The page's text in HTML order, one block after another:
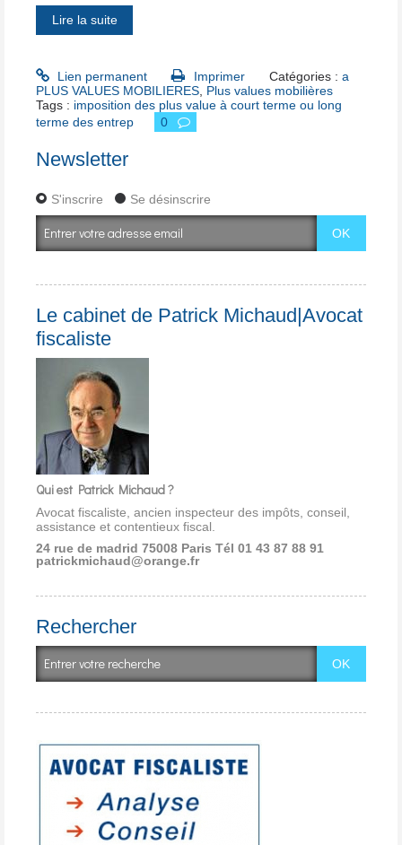
Lire la suite
Lien permanent Imprimer Catégories : a
PLUS VALUES MOBILIERES, Plus values mobilières
Tags : imposition des plus value à court terme ou long
terme des entrep
0
Newsletter
S'inscrire Se désinscrire
Le cabinet de Patrick Michaud|Avocat
fiscaliste
Qui est Patrick Michaud ?
Avocat fiscaliste, ancien inspecteur des impôts, conseil,
assistance et contentieux fiscal.
24 rue de madrid 75008 Paris Tél 01 43 87 88 91
patrickmichaud@orange.fr
Rechercher